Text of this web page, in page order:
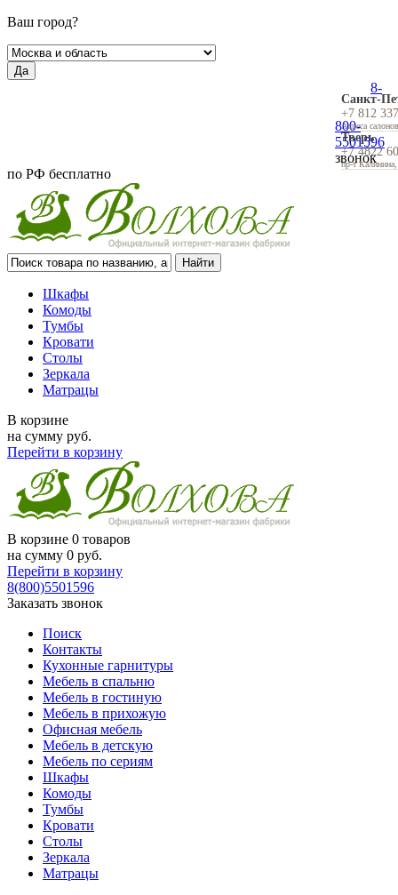
Ваш город?
Да
Санкт-
+7 812
Адреса
Тверь
+7 4822
пр-т
8-
800-
5501596
звонок
по РФ бесплатно
Шкафы
Комоды
Тумбы
Кровати
Столы
Зеркала
Матрацы
В корзине
на сумму руб.
Перейти в корзину
В корзине 0 товаров
на сумму 0 руб.
Перейти в корзину
8(800)5501596
Заказать звонок
Поиск
Контакты
Кухонные гарнитуры
Мебель в спальню
Мебель в гостиную
Мебель в прихожую
Офисная мебель
Мебель в детскую
Мебель по сериям
Шкафы
Комоды
Тумбы
Кровати
Столы
Зеркала
Матрацы